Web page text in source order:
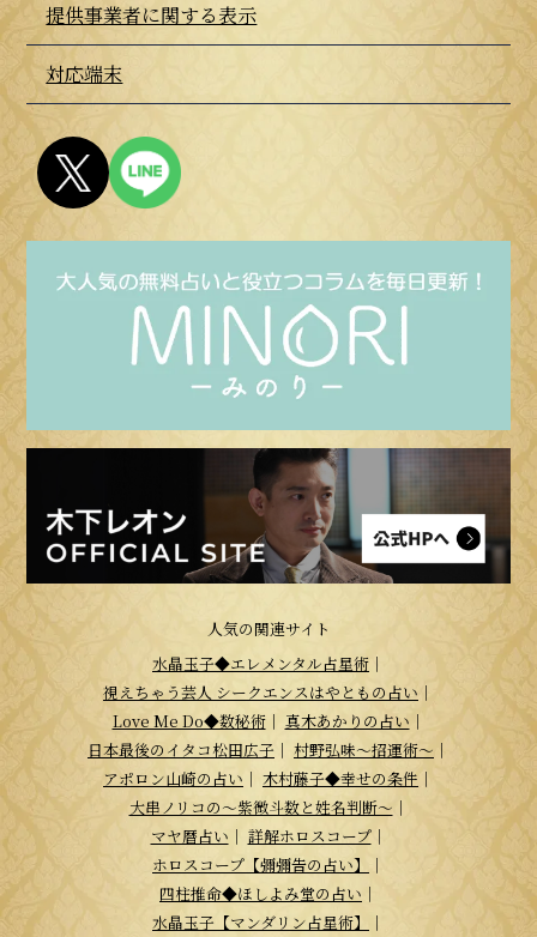
提供事業者に関する表示
対応端末
人気の関連サイト
水晶玉子◆エレメンタル占星術 ｜
視えちゃう芸人 シークエンスはやともの占い ｜
Love Me Do◆数秘術｜ 真木あかりの占い ｜
日本最後のイタコ松田広子 ｜ 村野弘味～招運術～ ｜
アポロン山崎の占い ｜ 木村藤子◆幸せの条件 ｜
大串ノリコの～紫微斗数と姓名判断～ ｜
マヤ暦占い ｜ 詳解ホロスコープ｜
ホロスコープ【彌彌告の占い】
｜
四柱推命◆ほしよみ堂の占い ｜
水晶玉子【マンダリン占星術】
｜